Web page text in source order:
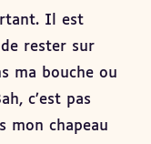
Il est
rester sur
ma bouche ou
c’est pas
mon chapeau